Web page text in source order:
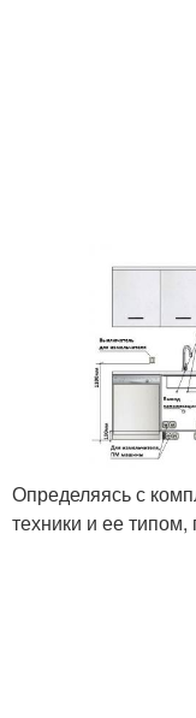
Определяясь с
техники и ее типом,